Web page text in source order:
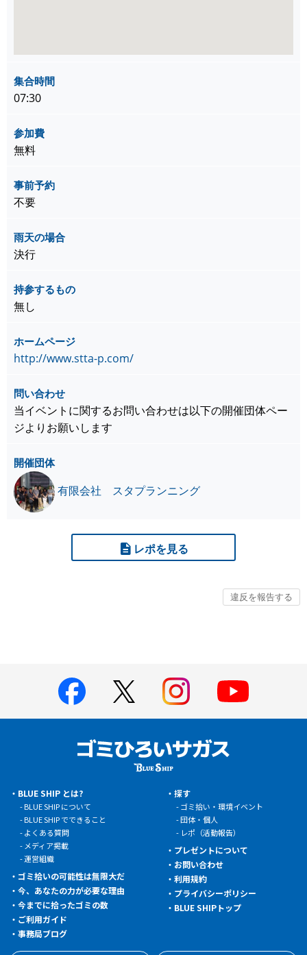
集合時間
07:30
参加費
無料
事前予約
不要
雨天の場合
決行
持参するもの
無し
ホームページ
http://www.stta-p.com/
問い合わせ
当イベントに関するお問い合わせは以下の開催団体ペー
ジよりお願いします
開催団体
有限会社 スタプランニング
レポを見る
BLUE SHIP とは?
BLUE SHIP について
BLUE SHIP でできること
よくある質問
メディア掲載
運営組織
ゴミ拾いの可能性は無限大だ
今、あなたの力が必要な理由
今までに拾ったゴミの数
ご利用ガイド
事務局ブログ
探す
ゴミ拾い・環境イベント
団体・個人
レポ（活動報告）
プレゼントについて
お問い合わせ
利用規約
プライバシーポリシー
BLUE SHIPトップ